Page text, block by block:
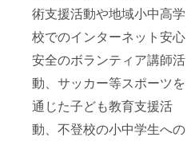
術支援活動や地域小中高学
校でのインターネット安心
安全のボランティア講師活
動、サッカー等スポーツを
通じた子ども教育支援活
動、不登校の小中学生への